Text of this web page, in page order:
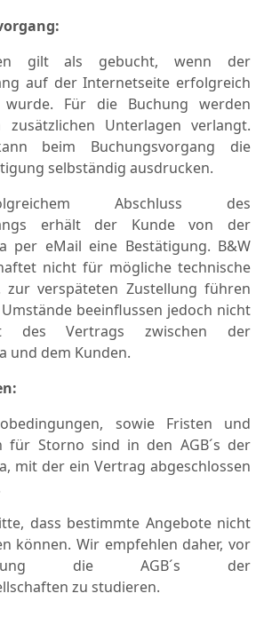
gilt als gebucht, wenn der
auf der Internetseite erfolgreich
wurde. Für die Buchung werden
zusätzlichen Unterlagen verlangt.
beim Buchungsvorgang die
selbständig ausdrucken.
Abschluss des
erhält der Kunde von der
per eMail eine Bestätigung. B&W
nicht für mögliche technische
zur verspäteten Zustellung führen
beeinflussen jedoch nicht
des Vertrags zwischen der
und dem Kunden.
sowie Fristen und
für Storno sind in den AGB´s der
mit der ein Vertrag abgeschlossen
dass bestimmte Angebote nicht
können. Wir empfehlen daher, vor
die AGB´s der
zu studieren.